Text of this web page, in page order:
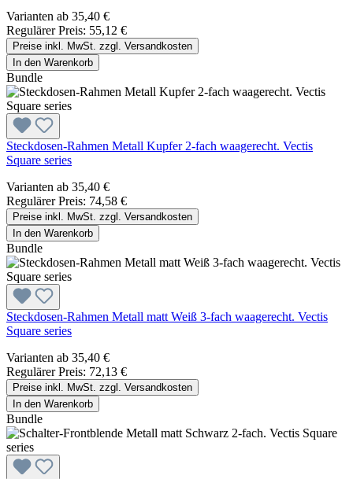
Varianten ab 35,40 €
Regulärer Preis: 55,12 €
Preise inkl. MwSt. zzgl. Versandkosten
In den Warenkorb
Bundle
Steckdosen-Rahmen Metall Kupfer 2-fach waagerecht. Vectis
Square series
Varianten ab 35,40 €
Regulärer Preis: 74,58 €
Preise inkl. MwSt. zzgl. Versandkosten
In den Warenkorb
Bundle
Steckdosen-Rahmen Metall matt Weiß 3-fach waagerecht. Vectis
Square series
Varianten ab 35,40 €
Regulärer Preis: 72,13 €
Preise inkl. MwSt. zzgl. Versandkosten
In den Warenkorb
Bundle